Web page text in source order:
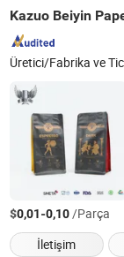
Kazuo Beiyin
Üretici/Fabrika ve
$0,01-0,10/Parça
İletişim